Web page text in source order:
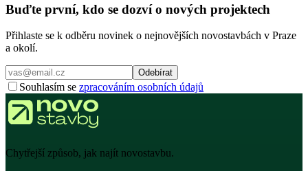
Buďte první, kdo se dozví o nových projektech
Přihlaste se k odběru novinek o nejnovějších novostavbách v Praze
a okolí.
Odebírat
Souhlasím se zpracováním osobních údajů
Chytřejší způsob, jak najít novostavbu.